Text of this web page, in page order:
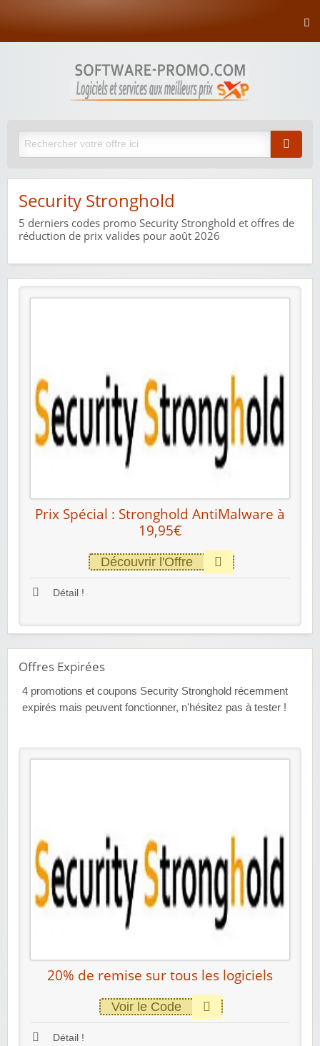
Security Stronghold
5 derniers codes promo Security Stronghold et offres de
réduction de prix valides pour août 2026
Prix Spécial : Stronghold AntiMalware à
19,95€
Découvrir l'Offre
Détail !
Offres Expirées
4 promotions et coupons Security Stronghold récemment
expirés mais peuvent fonctionner, n'hésitez pas à tester !
20% de remise sur tous les logiciels
Voir le Code
Détail !